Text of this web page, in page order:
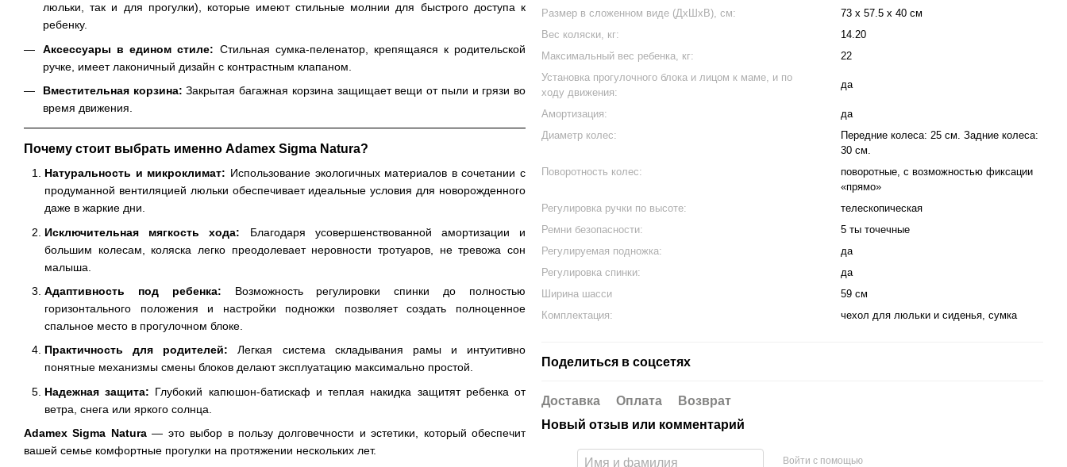
люльки, так и для прогулки), которые имеют стильные молнии для быстрого доступа к
ребенку.
Аксессуары в едином стиле: Стильная сумка-пеленатор, крепящаяся к родительской
ручке, имеет лаконичный дизайн с контрастным клапаном.
Вместительная корзина: Закрытая багажная корзина защищает вещи от пыли и грязи во
время движения.
Почему стоит выбрать именно Adamex Sigma Natura?
Натуральность и микроклимат: Использование экологичных материалов в сочетании с
продуманной вентиляцией люльки обеспечивает идеальные условия для новорожденного
даже в жаркие дни.
Исключительная мягкость хода: Благодаря усовершенствованной амортизации и
большим колесам, коляска легко преодолевает неровности тротуаров, не тревожа сон
малыша.
Адаптивность под ребенка: Возможность регулировки спинки до полностью
горизонтального положения и настройки подножки позволяет создать полноценное
спальное место в прогулочном блоке.
Практичность для родителей: Легкая система складывания рамы и интуитивно
понятные механизмы смены блоков делают эксплуатацию максимально простой.
Надежная защита: Глубокий капюшон-батискаф и теплая накидка защитят ребенка от
ветра, снега или яркого солнца.
Adamex Sigma Natura— это выбор в пользу долговечности и эстетики, который обеспечит
вашей семье комфортные прогулки на протяжении нескольких лет.
Размер в сложенном виде (ДхШхВ), см:
73 х 57.5 х 40 см
Вес коляски, кг:
14.20
Максимальный вес ребенка, кг:
22
Установка прогулочного блока и лицом к маме, и по
ходу движения:
да
Амортизация:
да
Диаметр колес:
Передние колеса: 25 см. Задние колеса:
30 см.
Поворотность колес:
поворотные, с возможностью фиксации
«прямо»
Регулировка ручки по высоте:
телескопическая
Ремни безопасности:
5 ты точечные
Регулируемая подножка:
да
Регулировка спинки:
да
Ширина шасси
59 см
Комплектация:
чехол для люльки и сиденья, сумка
Поделиться в соцсетях
Доставка Оплата
Возврат
Новый отзыв или комментарий
Войти с помощью